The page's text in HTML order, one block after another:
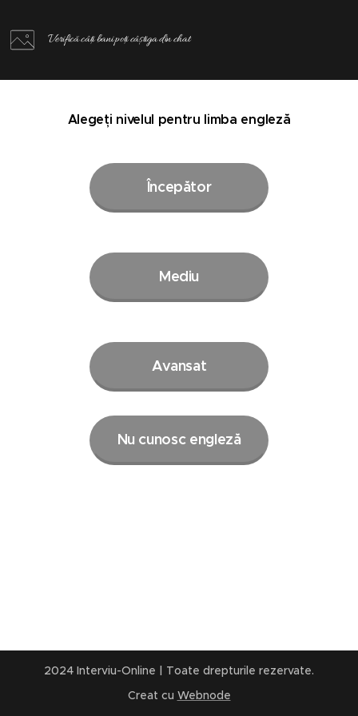
Verifică câți bani poți câștiga din chat
Alegeți nivelul pentru limba engleză
Începător
Mediu
Avansat
Nu cunosc engleză
2024 Interviu-Online | Toate drepturile rezervate.
Creat cu Webnode